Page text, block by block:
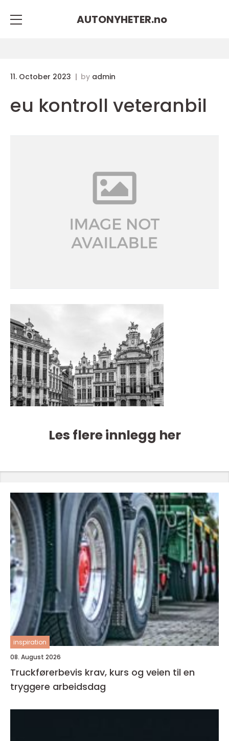
AUTONYHETER.no
11. October 2023 by admin
eu kontroll veteranbil
Les flere innlegg her
inspiration
08. August 2026
Truckførerbevis krav, kurs og veien til en
tryggere arbeidsdag